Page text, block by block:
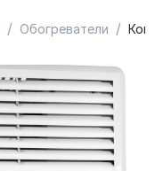
/ Обогреватели /